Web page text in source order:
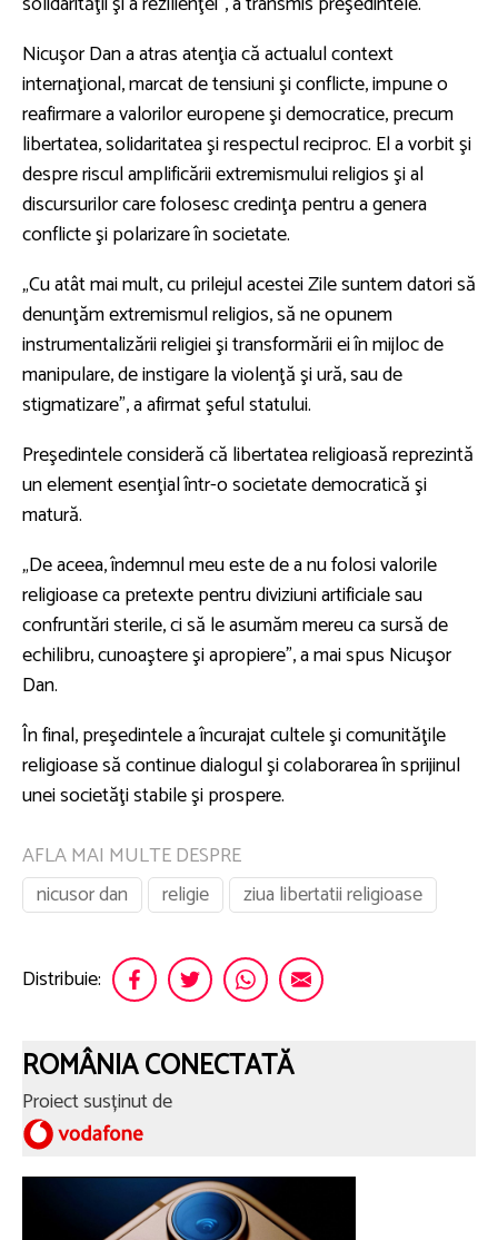
Nicuşor Dan a atras atenţia că actualul context
internaţional, marcat de tensiuni şi conflicte, impune o
reafirmare a valorilor europene şi democratice, precum
libertatea, solidaritatea şi respectul reciproc. El a vorbit şi
despre riscul amplificării extremismului religios şi al
discursurilor care folosesc credinţa pentru a genera
conflicte şi polarizare în societate.
„Cu atât mai mult, cu prilejul acestei Zile suntem datori să
denunţăm extremismul religios, să ne opunem
instrumentalizării religiei şi transformării ei în mijloc de
manipulare, de instigare la violenţă şi ură, sau de
stigmatizare”, a afirmat şeful statului.
Preşedintele consideră că libertatea religioasă reprezintă
un element esenţial într-o societate democratică şi
matură.
„De aceea, îndemnul meu este de a nu folosi valorile
religioase ca pretexte pentru diviziuni artificiale sau
confruntări sterile, ci să le asumăm mereu ca sursă de
echilibru, cunoaştere şi apropiere”, a mai spus Nicuşor
Dan.
În final, preşedintele a încurajat cultele şi comunităţile
religioase să continue dialogul şi colaborarea în sprijinul
unei societăţi stabile şi prospere.
AFLA MAI MULTE DESPRE
nicusor dan
religie ziua libertatii religioase
Distribuie:
ROMÂNIA CONECTATĂ
Proiect susținut de